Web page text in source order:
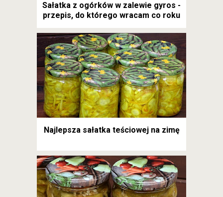
Sałatka z ogórków w zalewie gyros -
przepis, do którego wracam co roku
Najlepsza sałatka teściowej na zimę